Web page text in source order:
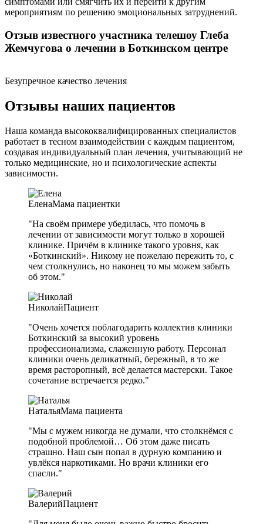
мероприятиям по решению эмоциональных затруднений.
Отзыв известного участника телешоу Глеба
Жемчугова о лечении в Боткинском центре
Безупречное качество лечения
Отзывы наших пациентов
Наша команда высококвалифицированных специалистов
работает в тесном взаимодействии с каждым пациентом,
создавая индивидуальный план лечения, учитывающий не
только медицинские, но и психологические аспекты
зависимости.
ЕленаМама пациентки
"На своём примере убедилась, что помочь в
лечении от зависимости могут только в хорошей
клинике. Причём в клинике такого уровня, как
«Боткинский». Никому не пожелаю пережить то, с
чем столкнулись, но наконец то мы можем забыть
об этом."
НиколайПациент
"Очень хочется поблагодарить коллектив клиники
Боткинский за высокий уровень
профессионализма, слаженную работу. Персонал
клиники очень деликатный, бережный, в то же
время расторопный, всё делается мастерски. Такое
сочетание встречается редко."
НатальяМама пациента
"Мы с мужем никогда не думали, что столкнёмся с
подобной проблемой… Об этом даже писать
страшно. Наш сын попал в дурную компанию и
увлёкся наркотиками. Но врачи клиники его
спасли."
ВалерийПациент